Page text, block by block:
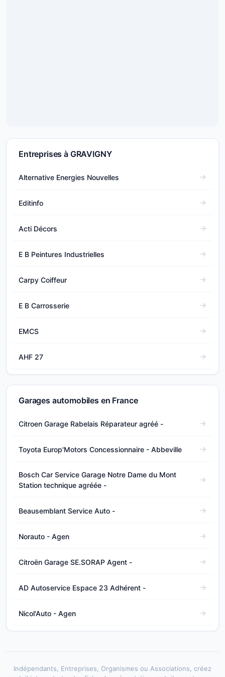
Entreprises à GRAVIGNY
Alternative Energies Nouvelles
Editinfo
Acti Décors
E B Peintures Industrielles
Carpy Coiffeur
E B Carrosserie
EMCS
AHF 27
Garages automobiles en France
Citroen Garage Rabelais Réparateur agréé -
Toyota Europ'Motors Concessionnaire - Abbeville
Bosch Car Service Garage Notre Dame du Mont
Station technique agréée -
Beausemblant Service Auto -
Norauto - Agen
Citroën Garage SE.SORAP Agent -
AD Autoservice Espace 23 Adhérent -
Nicol'Auto - Agen
Indépendants, Entreprises, Organismes ou Associations, créez